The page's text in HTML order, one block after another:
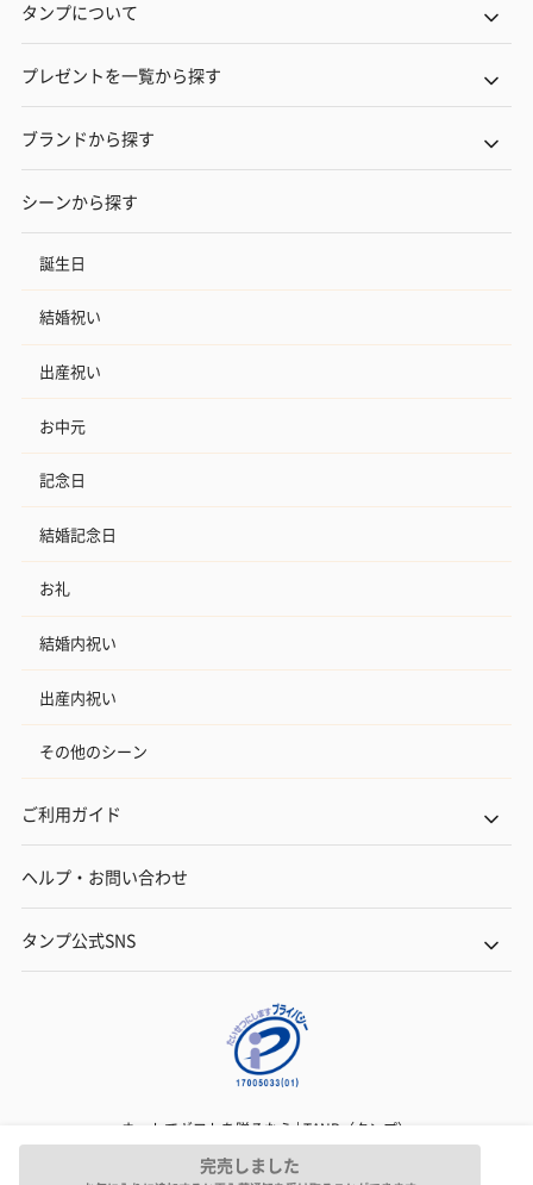
完売しました
タンプについて
プレゼントを一覧から探す
ブランドから探す
シーンから探す
誕生日
結婚祝い
出産祝い
お中元
記念日
結婚記念日
お礼
結婚内祝い
出産内祝い
その他のシーン
ご利用ガイド
ヘルプ・お問い合わせ
タンプ公式SNS
ネットでギフトを贈るなら | TANP（タンプ）
Copyright© TANP Inc.